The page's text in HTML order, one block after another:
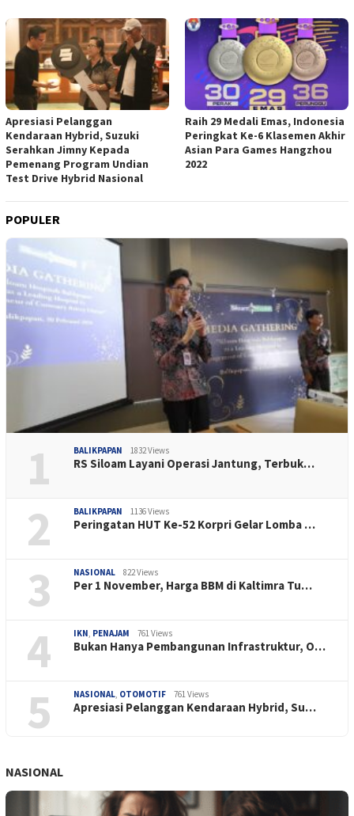
Apresiasi Pelanggan
Kendaraan Hybrid, Suzuki
Serahkan Jimny Kepada
Pemenang Program Undian
Test Drive Hybrid Nasional
Raih 29 Medali Emas, Indonesia
Peringkat Ke-6 Klasemen Akhir
Asian Para Games Hangzhou
2022
POPULER
1 BALIKPAPAN 1832 Views
RS Siloam Layani Operasi Jantung, Terbuk…
2 BALIKPAPAN 1136 Views
Peringatan HUT Ke-52 Korpri Gelar Lomba …
3 NASIONAL 822 Views
Per 1 November, Harga BBM di Kaltimra Tu…
4 IKN, PENAJAM 761 Views
Bukan Hanya Pembangunan Infrastruktur, O…
5 NASIONAL, OTOMOTIF 761 Views
Apresiasi Pelanggan Kendaraan Hybrid, Su…
NASIONAL